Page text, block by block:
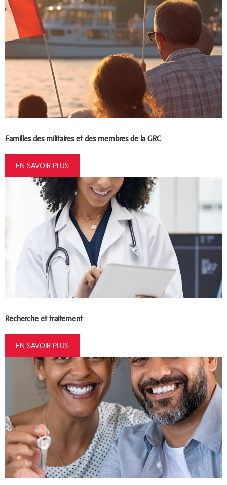
Familles des militaires et des membres de la GRC
EN SAVOIR PLUS
Recherche et traitement
EN SAVOIR PLUS